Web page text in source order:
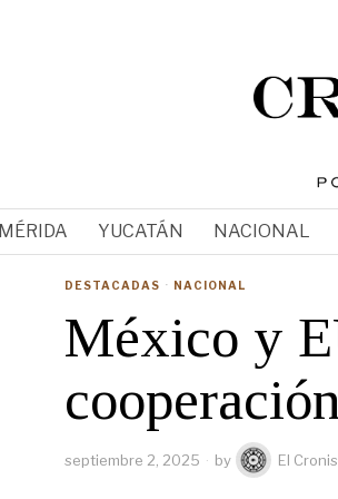
MÉRIDA YUCATÁN NACIONAL
DESTACADAS · NACIONAL
México y
septiembre 2, 2025 by El